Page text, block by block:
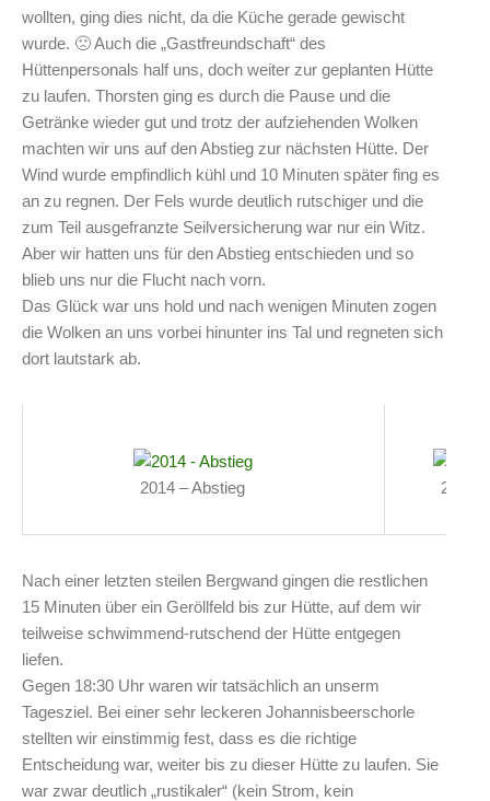
wollten, ging dies nicht, da die Küche gerade gewischt
wurde. 🙁 Auch die „Gastfreundschaft“ des
Hüttenpersonals half uns, doch weiter zur geplanten Hütte
zu laufen. Thorsten ging es durch die Pause und die
Getränke wieder gut und trotz der aufziehenden Wolken
machten wir uns auf den Abstieg zur nächsten Hütte. Der
Wind wurde empfindlich kühl und 10 Minuten später fing es
an zu regnen. Der Fels wurde deutlich rutschiger und die
zum Teil ausgefranzte Seilversicherung war nur ein Witz.
Aber wir hatten uns für den Abstieg entschieden und so
blieb uns nur die Flucht nach vorn.
Das Glück war uns hold und nach wenigen Minuten zogen
die Wolken an uns vorbei hinunter ins Tal und regneten sich
dort lautstark ab.
2014 – Abstieg 2014
Nach einer letzten steilen Bergwand gingen die restlichen
15 Minuten über ein Geröllfeld bis zur Hütte, auf dem wir
teilweise schwimmend-rutschend der Hütte entgegen
liefen.
Gegen 18:30 Uhr waren wir tatsächlich an unserm
Tagesziel. Bei einer sehr leckeren Johannisbeerschorle
stellten wir einstimmig fest, dass es die richtige
Entscheidung war, weiter bis zu dieser Hütte zu laufen. Sie
war zwar deutlich „rustikaler“ (kein Strom, kein